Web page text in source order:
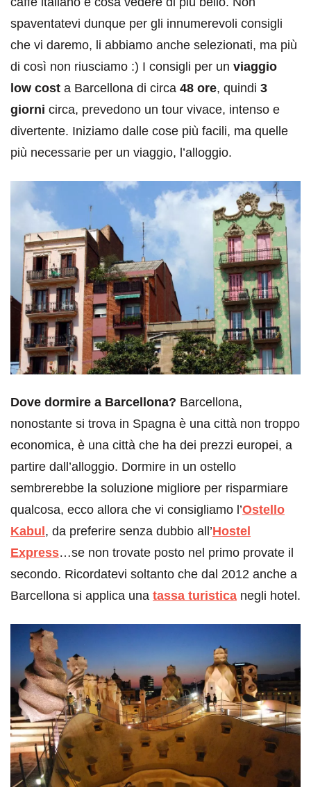
spaventatevi dunque per gli innumerevoli consigli
che vi daremo, li abbiamo anche selezionati, ma più
di così non riusciamo :) I consigli per un viaggio
low cost a Barcellona di circa 48 ore, quindi 3
giorni circa, prevedono un tour vivace, intenso e
divertente. Iniziamo dalle cose più facili, ma quelle
più necessarie per un viaggio, l’alloggio.
Dove dormire a Barcellona? Barcellona,
nonostante si trova in Spagna è una città non troppo
economica, è una città che ha dei prezzi europei, a
partire dall’alloggio. Dormire in un ostello
sembrerebbe la soluzione migliore per risparmiare
qualcosa, ecco allora che vi consigliamo l’Ostello
Kabul, da preferire senza dubbio all’Hostel
Express…se non trovate posto nel primo provate il
secondo. Ricordatevi soltanto che dal 2012 anche a
Barcellona si applica una tassa turistica negli hotel.